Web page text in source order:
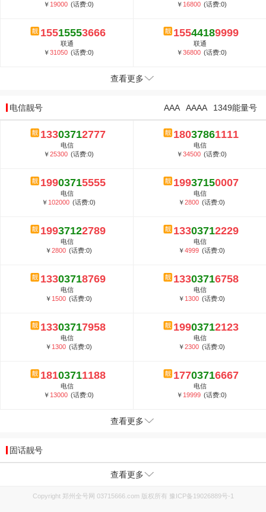
￥ 19000 (话费:0)
￥ 16800 (话费:0)
15515553666
联通
￥31050 (话费:0)
15544189999
联通
￥36800 (话费:0)
查看更多
电信靓号 1349能量号
AAAA
AAA
13303712777
电信
￥25300 (话费:0)
18037861111
电信
￥34500 (话费:0)
19903715555
电信
￥ 102000 (话费:0)
19937150007
电信
￥2800 (话费:0)
19937122789
电信
￥2800 (话费:0)
13303712229
电信
￥4999 (话费:0)
13303718769
电信
￥ 1500 (话费:0)
13303716758
电信
￥ 1300 (话费:0)
13303717958
电信
￥ 1300 (话费:0)
19903712123
电信
￥2300 (话费:0)
18103711188
电信
￥ 13000 (话费:0)
17703716667
电信
￥ 19999 (话费:0)
查看更多
固话靓号
查看更多
Copyright 郑州全号网 03715666.com 版权所有 豫ICP备19026889号-1